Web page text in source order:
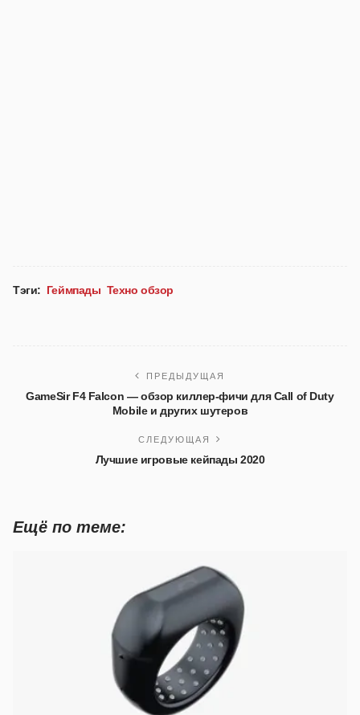
Тэги: Геймпады Техно обзор
ПРЕДЫДУЩАЯ
GameSir F4 Falcon — обзор киллер-фичи для Сall of Duty
Mobile и других шутеров
СЛЕДУЮЩАЯ
Лучшие игровые кейпады 2020
Ещё по теме: